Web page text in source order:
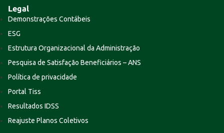
Legal
Demonstrações Contábeis
ESG
Estrutura Organizacional da Administração
Pesquisa de Satisfação Beneficiários – ANS
Política de privacidade
Portal Tiss
Resultados IDSS
Reajuste Planos Coletivos